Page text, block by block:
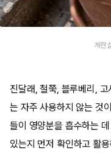
계란
진달래, 철쭉, 블루베리,
는 자주 사용하지 않는 것
들이 영양분을 흡수하는
있는지 먼저 확인하고 활